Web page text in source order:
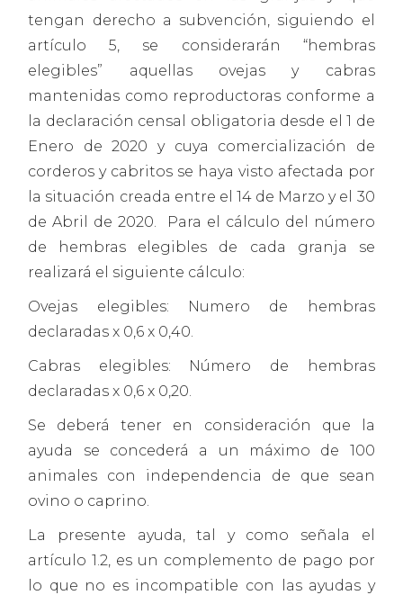
tengan derecho a subvención, siguiendo el
artículo 5, se considerarán “hembras
elegibles” aquellas ovejas y cabras
mantenidas como reproductoras conforme a
la declaración censal obligatoria desde el 1 de
Enero de 2020 y cuya comercialización de
corderos y cabritos se haya visto afectada por
la situación creada entre el 14 de Marzo y el 30
de Abril de 2020. Para el cálculo del número
de hembras elegibles de cada granja se
realizará el siguiente cálculo:
Ovejas elegibles: Numero de hembras
declaradas x 0,6 x 0,40.
Cabras elegibles: Número de hembras
declaradas x 0,6 x 0,20.
Se deberá tener en consideración que la
ayuda se concederá a un máximo de 100
animales con independencia de que sean
ovino o caprino.
La presente ayuda, tal y como señala el
artículo 1.2, es un complemento de pago por
lo que no es incompatible con las ayudas y